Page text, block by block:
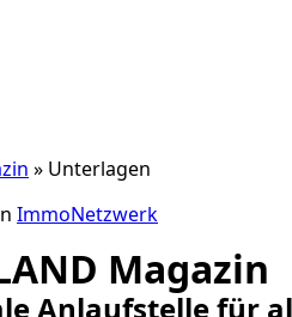
» Unterlagen
ImmoNetzwerk
Magazin
Anlaufstellefür